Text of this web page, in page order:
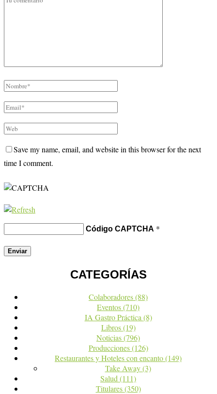
Save my name, email, and website in this browser for the next
time I comment.
Código CAPTCHA *
CATEGORÍAS
Colaboradores(88)
Eventos(710)
IA Gastro Práctica (8)
Libros(19)
Noticias(796)
Producciones(126)
Restaurantes y Hoteles con encanto(149)
Take Away(3)
Salud (111)
Titulares(350)